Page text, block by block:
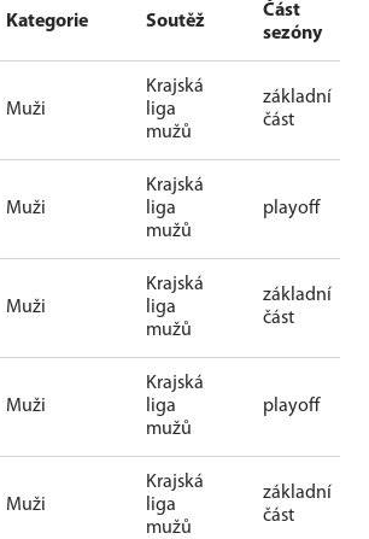
Kategorie Soutěž
Část
sezóny
Muži
Krajská
liga
mužů
základní
část
Muži
Krajská
liga
mužů
playoff
Muži
Krajská
liga
mužů
základní
část
Muži
Krajská
liga
mužů
playoff
Muži
Krajská
liga
mužů
základní
část